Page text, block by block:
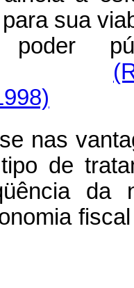
sua
nas
de
da